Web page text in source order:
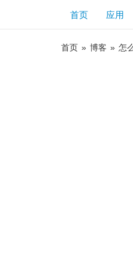
首页 应用
首页 » 博客 » 怎